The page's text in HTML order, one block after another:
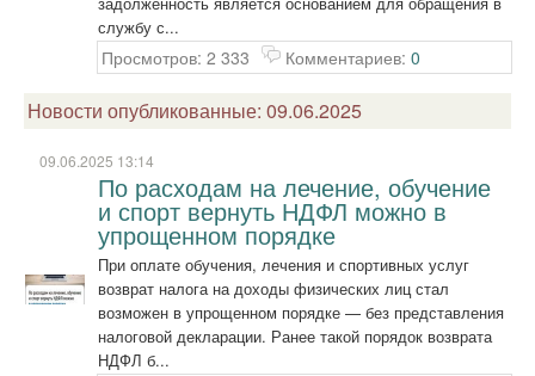
службу с...
Просмотров: 2 333 Комментариев: 0
Новости опубликованные: 09.06.2025
09.06.2025 13:14
По расходам на лечение, обучение
и спорт вернуть НДФЛ можно в
упрощенном порядке
При оплате обучения, лечения и спортивных услуг
возврат налога на доходы физических лиц стал
возможен в упрощенном порядке — без представления
налоговой декларации. Ранее такой порядок возврата
НДФЛ б...